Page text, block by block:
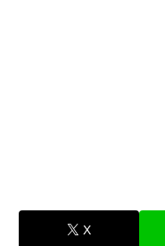
X